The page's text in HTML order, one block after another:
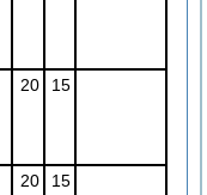
20 15
20 15